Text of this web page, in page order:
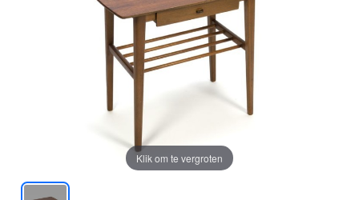
Klik om te vergroten